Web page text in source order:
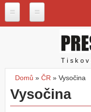
P
e
b
.
c
Jste zde
Domů » ČR » Vysočina
Vysočina